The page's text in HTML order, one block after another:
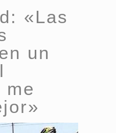
«Las
un
me